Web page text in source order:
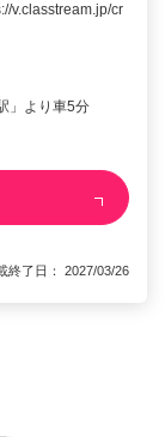
v.classtream.jp/cr
」より車5分
了日： 2027/03/26